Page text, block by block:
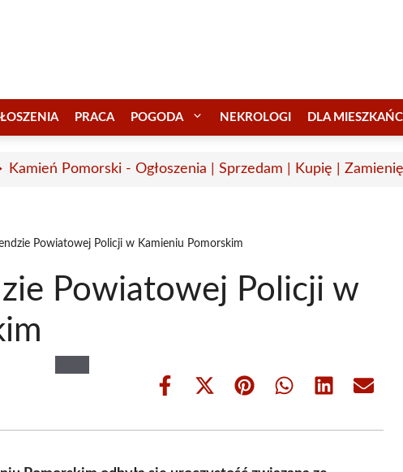
PRACA POGODA NEKROLOGI DLA
Kamień Pomorski - Ogłoszenia | Sprzedam | Kupię |
Powiatowej Policji w Kamieniu Pomorskim
Powiatowej Policji w
Share
Share
(Twitter)
Share Share Share Share